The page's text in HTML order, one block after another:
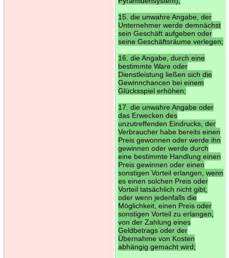
15. die unwahre Angabe, der
Unternehmer werde demnächst
sein Geschäft aufgeben oder
seine Geschäftsräume verlegen;
16. die Angabe, durch eine
bestimmte Ware oder
Dienstleistung ließen sich die
Gewinnchancen bei einem
Glücksspiel erhöhen;
17. die unwahre Angabe oder
das Erwecken des
unzutreffenden Eindrucks, der
Verbraucher habe bereits einen
Preis gewonnen oder werde ihn
gewinnen oder werde durch
eine bestimmte Handlung einen
Preis gewinnen oder einen
sonstigen Vorteil erlangen, wenn
es einen solchen Preis oder
Vorteil tatsächlich nicht gibt,
oder wenn jedenfalls die
Möglichkeit, einen Preis oder
sonstigen Vorteil zu erlangen,
von der Zahlung eines
Geldbetrags oder der
Übernahme von Kosten
abhängig gemacht wird;